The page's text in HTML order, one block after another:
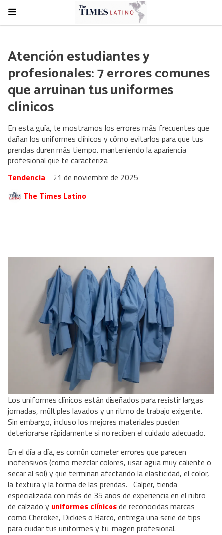
Atención estudiantes y
profesionales: 7 errores comunes
que arruinan tus uniformes
clínicos
En esta guía, te mostramos los errores más frecuentes que
dañan los uniformes clínicos y cómo evitarlos para que tus
prendas duren más tiempo, manteniendo la apariencia
profesional que te caracteriza
Tendencia
21 de noviembre de 2025
The Times Latino
Los uniformes clínicos están diseñados para resistir largas
jornadas, múltiples lavados y un ritmo de trabajo exigente.
Sin embargo, incluso los mejores materiales pueden
deteriorarse rápidamente si no reciben el cuidado adecuado.
En el día a día, es común cometer errores que parecen
inofensivos (como mezclar colores, usar agua muy caliente o
secar al sol) y que terminan afectando la elasticidad, el color,
la textura y la forma de las prendas. Calper, tienda
especializada con más de 35 años de experiencia en el rubro
de calzado y uniformes clínicosde reconocidas marcas
como Cherokee, Dickies o Barco, entrega una serie de tips
para cuidar tus uniformes y tu imagen profesional.